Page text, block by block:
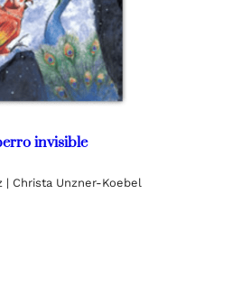
invisible
| Christa Unzner-Koebel